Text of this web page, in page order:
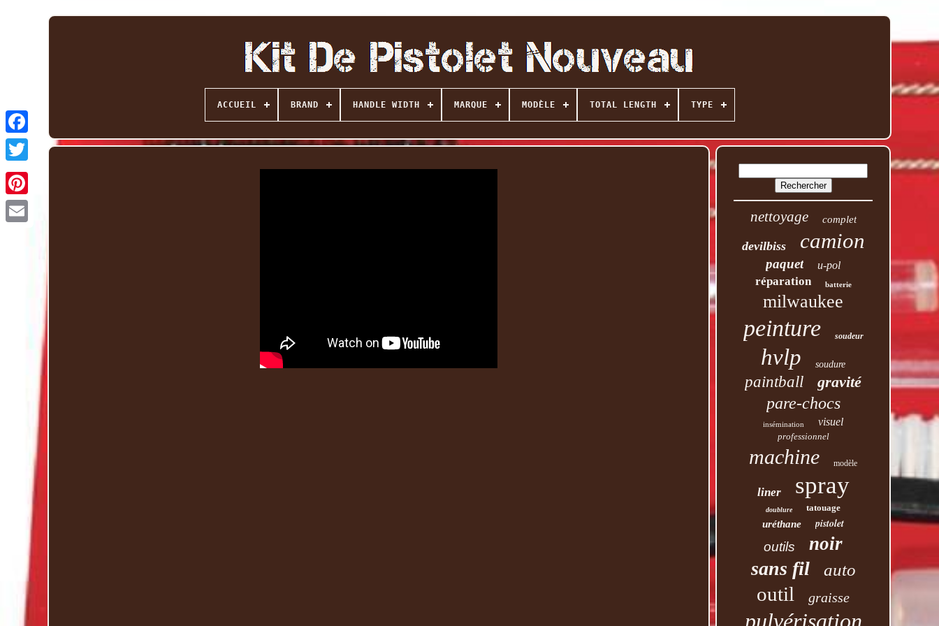
Facebook
Twitter
ACCUEIL BRAND HANDLE WIDTH MARQUE MODÈLE TOTAL LENGTH TYPE
nettoyage complet
devilbiss camion
paquet u-pol
réparation batterie
milwaukee
peinture soudeur
hvlp soudure
paintball gravité
pare-chocs
insémination visuel
professionnel
machine modèle
liner spray
doublure tatouage
uréthane pistolet
outils noir
sans fil auto
outil graisse